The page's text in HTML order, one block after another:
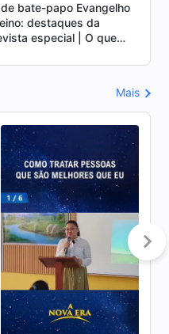
bate-papo Evangelho
destaques da
especial | O que
Mais